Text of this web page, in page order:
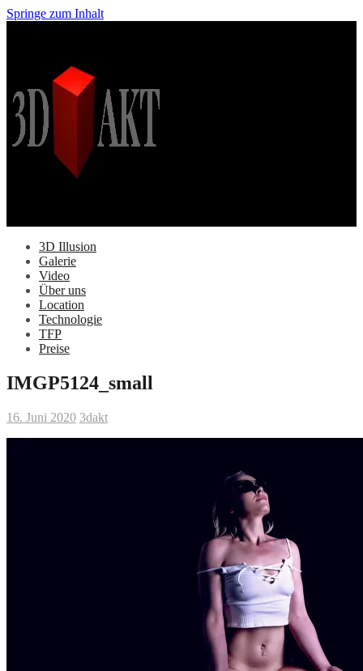
Springe zum Inhalt
3D Illusion
Galerie
Video
Über uns
Location
Technologie
TFP
Preise
IMGP5124_small
16. Juni 2020 3dakt